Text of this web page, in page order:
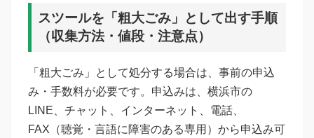
スツールを「粗大ごみ」として出す手順
（収集方法・値段・注意点）
「粗大ごみ」として処分する場合は、事前の申込
み・手数料が必要です。申込みは、横浜市の
LINE、チャット、インターネット、電話、
FAX（聴覚・言語に障害のある専用）から申込み可